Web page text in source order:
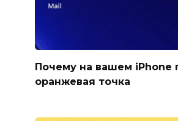
Почему на вашем iPhone
оранжевая точка